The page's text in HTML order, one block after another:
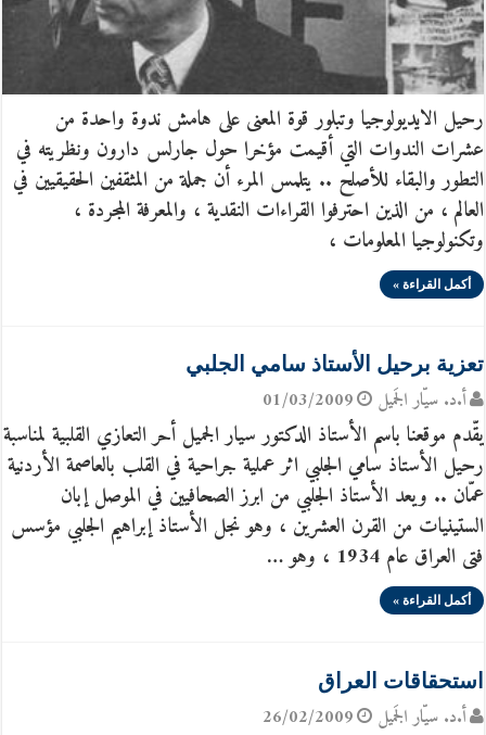
رحيل الايديولوجيا وتبلور قوة المعنى على هامش ندوة واحدة من
عشرات الندوات التي أقيمت مؤخرا حول جارلس دارون ونظريته في
التطور والبقاء للأصلح .. يتلمس المرء أن جملة من المثقفين الحقيقيين في
العالم ، من الذين احترفوا القراءات النقدية ، والمعرفة المجردة ،
وتكنولوجيا المعلومات ،
أكمل القراءة »
تعزية برحيل الأستاذ سامي الجلبي
أ.د. سيّار الجَميل 01/03/2009
يقّدم موقعنا باسم الأستاذ الدكتور سيار الجميل أحر التعازي القلبية لمناسبة
رحيل الأستاذ سامي الجلبي اثر عملية جراحية في القلب بالعاصمة الأردنية
عمّان .. ويعد الأستاذ الجلبي من ابرز الصحافيين في الموصل إبان
الستينيات من القرن العشرين ، وهو نجل الأستاذ إبراهيم الجلبي مؤسس
فتى العراق عام 1934 ، وهو …
أكمل القراءة »
استحقاقات العراق
أ.د. سيّار الجَميل 26/02/2009